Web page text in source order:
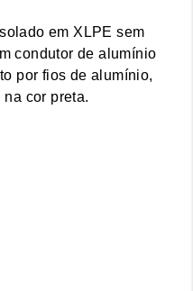
em XLPE sem
condutor de alumínio
por fios de alumínio,
cor preta.